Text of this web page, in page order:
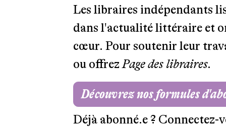
Les libraires indépendants
dans l'actualité littéraire et
cœur. Pour soutenir leur
ou offrezPage des libraires.
Découvrez nos formules
Déjà abonné.e ? Connectez-